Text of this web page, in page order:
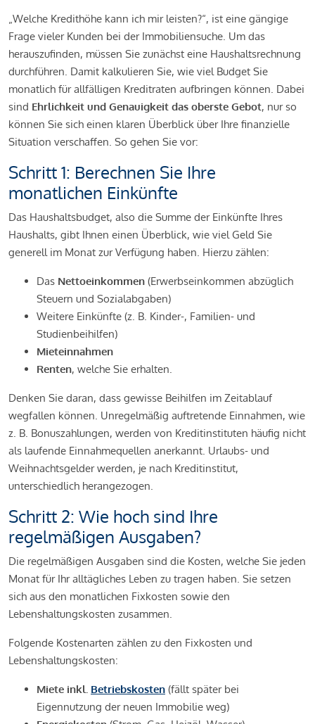
„Welche Kredithöhe kann ich mir leisten?“, ist eine gängige
Frage vieler Kunden bei der Immobiliensuche. Um das
herauszufinden, müssen Sie zunächst eine Haushaltsrechnung
durchführen. Damit kalkulieren Sie, wie viel Budget Sie
monatlich für allfälligen Kreditraten aufbringen können. Dabei
sind Ehrlichkeit und Genauigkeit das oberste Gebot, nur so
können Sie sich einen klaren Überblick über Ihre finanzielle
Situation verschaffen. So gehen Sie vor:
Schritt 1: Berechnen Sie Ihre
monatlichen Einkünfte
Das Haushaltsbudget, also die Summe der Einkünfte Ihres
Haushalts, gibt Ihnen einen Überblick, wie viel Geld Sie
generell im Monat zur Verfügung haben. Hierzu zählen:
Das Nettoeinkommen (Erwerbseinkommen abzüglich
Steuern und Sozialabgaben)
Weitere Einkünfte (z. B. Kinder-, Familien- und
Studienbeihilfen)
Mieteinnahmen
Renten, welche Sie erhalten.
Denken Sie daran, dass gewisse Beihilfen im Zeitablauf
wegfallen können. Unregelmäßig auftretende Einnahmen, wie
z. B. Bonuszahlungen, werden von Kreditinstituten häufig nicht
als laufende Einnahmequellen anerkannt. Urlaubs- und
Weihnachtsgelder werden, je nach Kreditinstitut,
unterschiedlich herangezogen.
Schritt 2: Wie hoch sind Ihre
regelmäßigen Ausgaben?
Die regelmäßigen Ausgaben sind die Kosten, welche Sie jeden
Monat für Ihr alltägliches Leben zu tragen haben. Sie setzen
sich aus den monatlichen Fixkosten sowie den
Lebenshaltungskosten zusammen.
Folgende Kostenarten zählen zu den Fixkosten und
Lebenshaltungskosten:
Miete inkl. Betriebskosten (fällt später bei
Eigennutzung der neuen Immobilie weg)